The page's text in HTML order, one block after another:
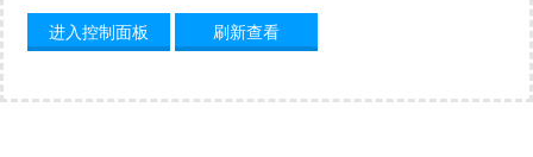
进入控制面板
刷新查看